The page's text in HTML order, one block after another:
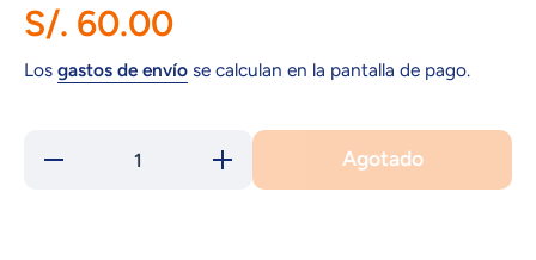
S/. 60.00
Los gastos de envío se calculan en la pantalla de pago.
cantidad para
Aumentar
cantidad para
BENTLEY
Agotado